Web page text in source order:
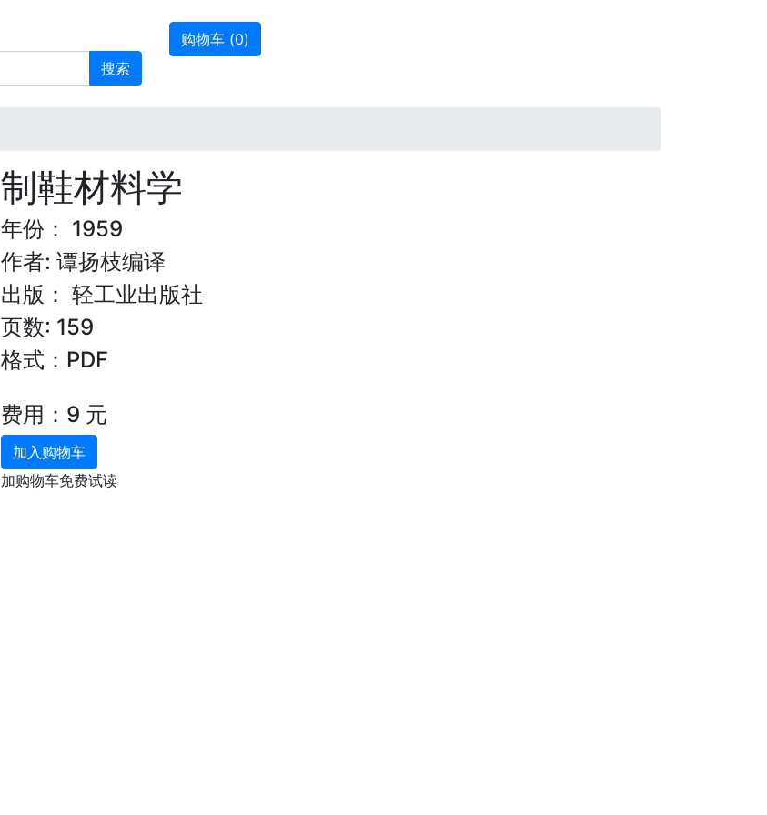
搜索
购物车 (0)
制鞋材料学
年份： 1959
作者: 谭扬枝编译
出版： 轻工业出版社
页数: 159
格式：PDF
费用：9 元
加入购物车
加购物车免费试读